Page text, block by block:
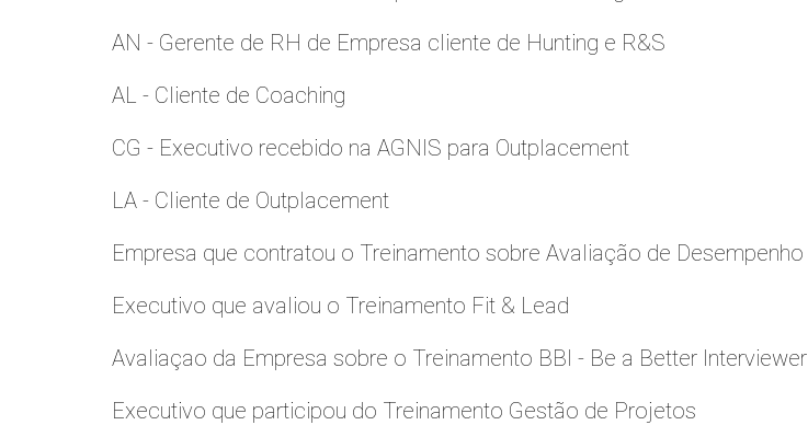
AN - Gerente de RH de Empresa cliente de Hunting e R&S
AL - Cliente de Coaching
CG - Executivo recebido na AGNIS para Outplacement
LA - Cliente de Outplacement
Empresa que contratou o Treinamento sobre Avaliação de Desempenho
Executivo que avaliou o Treinamento Fit & Lead
Avaliaçao da Empresa sobre o Treinamento BBI - Be a Better Interviewer
Executivo que participou do Treinamento Gestão de Projetos